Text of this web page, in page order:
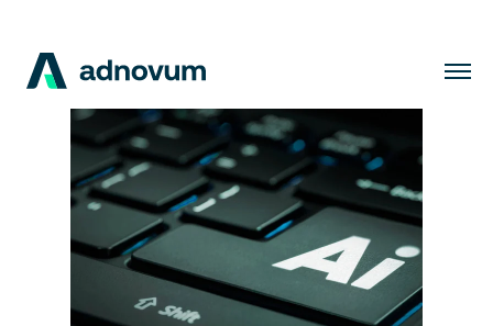
Lösungen
Branchen
Kunden
Insights
Unternehmen